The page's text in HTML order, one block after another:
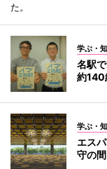
た。
学ぶ・
名駅
約140
学ぶ・
エス
守の